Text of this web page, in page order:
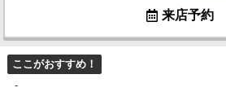
来店予約
ここがおすすめ！
-